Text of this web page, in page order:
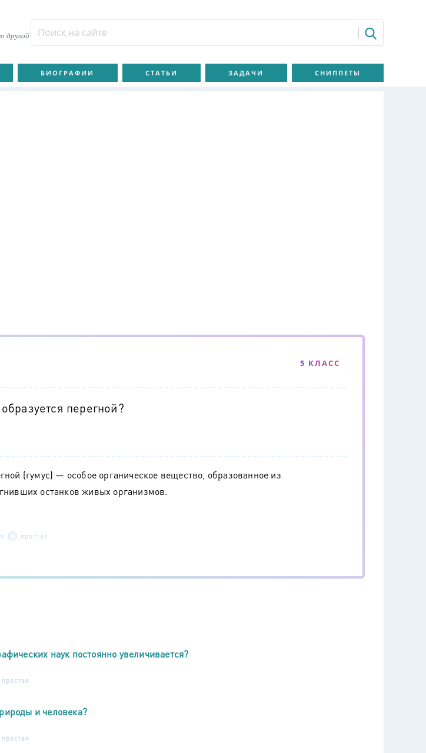
другой
БИОГРАФИИ СТАТЬИ ЗАДАЧИ СНИППЕТЫ
5 КЛАСС
перегной?
(гумус) — особое органическое вещество, образованное из
останков живых организмов.
простая
наук постоянно увеличивается?
простая
и человека?
простая